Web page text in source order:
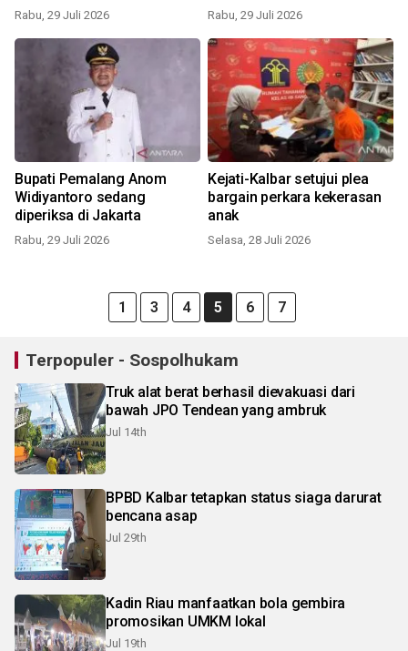
Rabu, 29 Juli 2026 Rabu, 29 Juli 2026
Bupati Pemalang Anom
Widiyantoro sedang
diperiksa di Jakarta
Rabu, 29 Juli 2026
Kejati-Kalbar setujui plea
bargain perkara kekerasan
anak
Selasa, 28 Juli 2026
1 3 4 5 6 7
Terpopuler - Sospolhukam
Truk alat berat berhasil dievakuasi dari
bawah JPO Tendean yang ambruk
Jul 14th
BPBD Kalbar tetapkan status siaga darurat
bencana asap
Jul 29th
Kadin Riau manfaatkan bola gembira
promosikan UMKM lokal
Jul 19th